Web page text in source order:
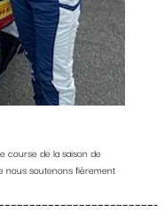
course de la saison de
nous soutenons fièrement